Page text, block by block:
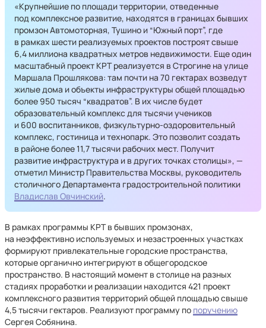
«Крупнейшие по площади территории, отведенные
под комплексное развитие, находятся в границах бывших
промзон Автомоторная, Тушино и “Южный порт”, где
в рамках шести реализуемых проектов построят свыше
6,4 миллиона квадратных метров недвижимости. Еще один
масштабный проект КРТ реализуется в Строгине на улице
Маршала Прошлякова: там почти на 70 гектарах возведут
жилые дома и объекты инфраструктуры общей площадью
более 950 тысяч “квадратов”. В их числе будет
образовательный комплекс для тысячи учеников
и 600 воспитанников, физкультурно-оздоровительный
комплекс, гостиница и технопарк. Это позволит создать
в районе более 11,7 тысячи рабочих мест. Получит
развитие инфраструктура и в других точках столицы», —
отметил Министр Правительства Москвы, руководитель
столичного Департамента градостроительной политики
Владислав Овчинский.
В рамках программы КРТ в бывших промзонах,
на неэффективно используемых и незастроенных участках
формируют привлекательные городские пространства,
которые органично интегрируют в общегородское
пространство. В настоящий момент в столице на разных
стадиях проработки и реализации находится 421 проект
комплексного развития территорий общей площадью свыше
4,5 тысячи гектаров. Реализуют программу по поручению
Сергея Собянина.